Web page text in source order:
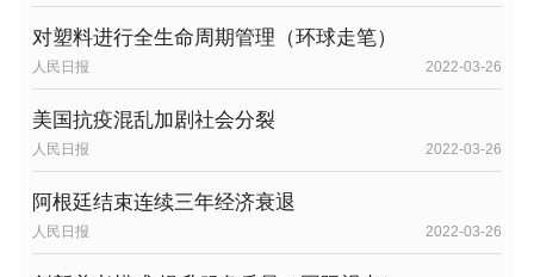
对塑料进行全生命周期管理（环球走笔）
人民日报 2022-03-26
美国抗疫混乱加剧社会分裂
人民日报 2022-03-26
阿根廷结束连续三年经济衰退
人民日报 2022-03-26